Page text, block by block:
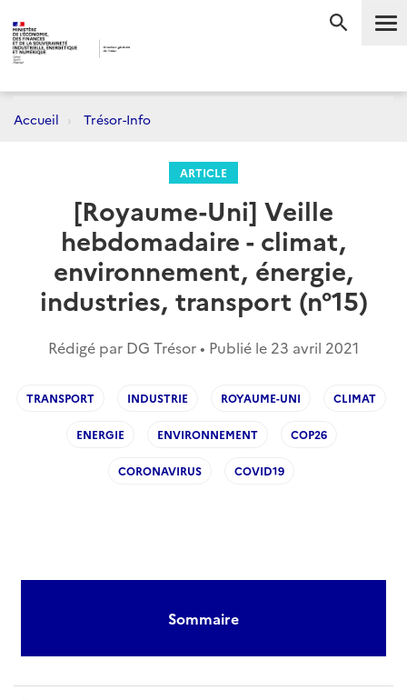
Accueil Trésor-Info
ARTICLE
[Royaume-Uni] Veille
hebdomadaire - climat,
environnement, énergie,
industries, transport (n°15)
Rédigé par DG Trésor • Publié le 23 avril 2021
TRANSPORT INDUSTRIE ROYAUME-UNI CLIMAT
ENERGIE ENVIRONNEMENT COP26
CORONAVIRUS COVID19
Sommaire